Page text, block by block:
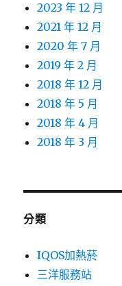
2023 年 12 月
2021 年 12 月
2020 年 7 月
2019 年 2 月
2018 年 12 月
2018 年 5 月
2018 年 4 月
2018 年 3 月
分類
IQOS加熱菸
三洋服務站